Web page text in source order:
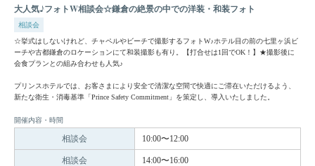
大人気♪フォトW相談会☆鎌倉の絶景の中での洋装・和装フォト
相談会
☆挙式はしないけれど、チャペルやビーチで撮影するフォトW♪ホテル目の前の七里ヶ浜ビ
ーチや古都鎌倉のロケーションにて和装撮影も有り。【打合せは1回でOK！】★撮影後に
会食プランとの組み合わせも人気♪
プリンスホテルでは、お客さまにより安全で清潔な空間で快適にご滞在いただけるよう、
新たな衛生・消毒基準「Prince Safety Commitment」を策定し、導入いたしました。
開催内容・時間
相談会 10:00〜12:00
相談会 14:00〜16:00